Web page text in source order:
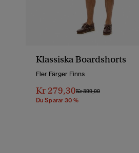
Klassiska Boardshorts
Fler Färger Finns
Kr 279,30Pris Reducerat Från
Kr 399,00Till
Du Sparar 30 %